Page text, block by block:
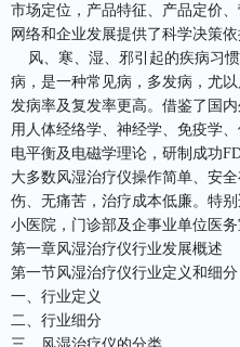
市场定位，产品特征、产品定价
网络和企业发展提供了科学决策依
风、寒、湿、邪引起的疾病习
病，是一种常见病，多发病，尤
发病率及复发率更高。借鉴了国
用人体经络学、神经学、免疫学
电平衡及电磁学理论，研制成功
大多数风湿治疗仪操作简单、安
伤、无痛苦，治疗成本低廉。特别
小医院，门诊部及企事业单位医务
第一章风湿治疗仪行业发展概述
第一节风湿治疗仪行业定义和细分
一、行业定义
二、行业细分